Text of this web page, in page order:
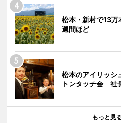
松本・新村で13
週間ほど
松本のアイリッシ
トンタッチ会 社
もっと見る